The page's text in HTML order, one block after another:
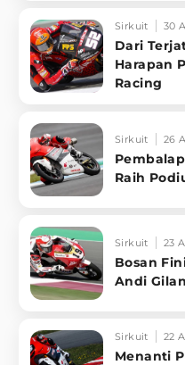
Sirkuit 30
Dari
Harapan
Racing
Sirkuit 26
Raih
Sirkuit 23
Bosan
Andi
Sirkuit 22
Menanti